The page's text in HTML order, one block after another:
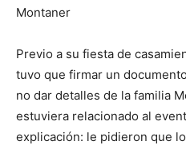
Montaner
Previo a su fiesta de
tuvo que firmar un
no dar detalles de la familia
estuviera relacionado al
explicación: le pidieron que